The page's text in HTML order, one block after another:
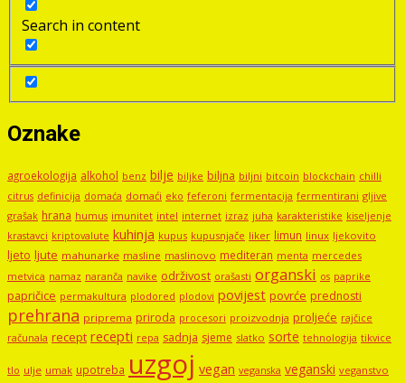
Search in content
Oznake
agroekologija alkohol benz bilje biljke biljna biljni bitcoin blockchain chilli
citrus definicija domaća domaći eko feferoni fermentacija fermentirani gljive
grašak hrana humus imunitet intel internet izraz juha karakteristike kiseljenje
krastavci kriptovalute kuhinja kupus kupusnjače liker limun linux ljekovito
ljeto ljute mahunarke masline maslinovo mediteran menta mercedes
metvica namaz naranča navike održivost orašasti organski os paprike
papričice permakultura plodored plodovi povijest povrće prednosti
prehrana priprema priroda procesori proizvodnja proljeće rajčice
računala recept recepti repa sadnja sjeme slatko sorte tehnologija tikvice
tlo ulje umak upotreba uzgoj vegan veganska veganski veganstvo